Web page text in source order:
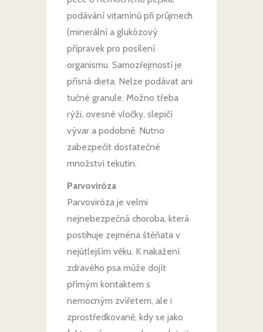
podávání vitamínů při průjmech
(minerální a glukózový
přípravek pro posílení
organismu. Samozřejmostí je
přísná dieta. Nelze podávat ani
tučné granule. Možno třeba
rýži, ovesné vločky, slepičí
vývar a podobně. Nutno
zabezpečit dostatečné
množství tekutin.
Parvoviróza
Parvoviróza je velmi
nejnebezpečná choroba, která
postihuje zejména štěňata v
nejútlejším věku. K nakažení
zdravého psa může dojít
přímým kontaktem s
nemocným zvířetem, ale i
zprostředkovaně, kdy se jako